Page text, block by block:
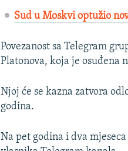
Sud u Moskvi optužio
Povezanost sa Telegram
Platonova, koja je osuđena
Njoj će se kazna zatvora
godina.
Na pet godina i dva